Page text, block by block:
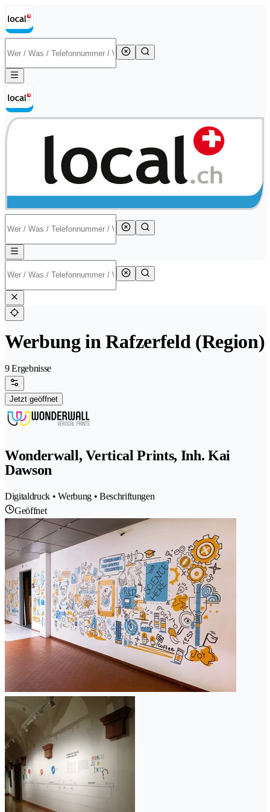
Werbung in Rafzerfeld (Region)
9 Ergebnisse
Jetzt geöffnet
Wonderwall, Vertical Prints, Inh. Kai
Dawson
Digitaldruck • Werbung • Beschriftungen
Geöffnet